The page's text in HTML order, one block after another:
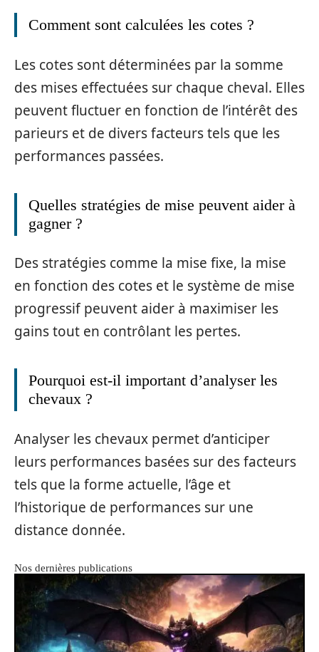
Comment sont calculées les cotes ?
Les cotes sont déterminées par la somme
des mises effectuées sur chaque cheval. Elles
peuvent fluctuer en fonction de l’intérêt des
parieurs et de divers facteurs tels que les
performances passées.
Quelles stratégies de mise peuvent aider à
gagner ?
Des stratégies comme la mise fixe, la mise
en fonction des cotes et le système de mise
progressif peuvent aider à maximiser les
gains tout en contrôlant les pertes.
Pourquoi est-il important d’analyser les
chevaux ?
Analyser les chevaux permet d’anticiper
leurs performances basées sur des facteurs
tels que la forme actuelle, l’âge et
l’historique de performances sur une
distance donnée.
Nos dernières publications